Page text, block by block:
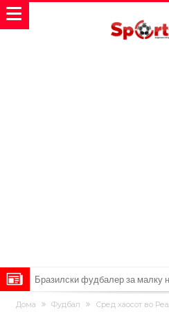
Лукаку заминува, Наполи носи
Звезда на Реал зборува за тоа
Дома Фудбал
Сред хаосот во